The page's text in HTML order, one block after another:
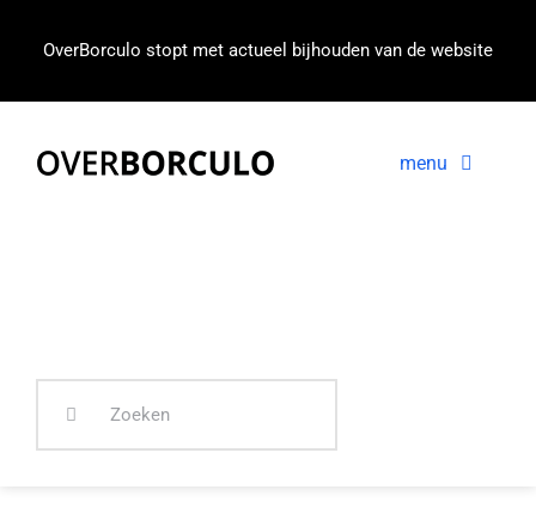
OverBorculo stopt met actueel bijhouden van de website
menu